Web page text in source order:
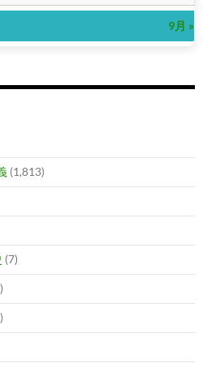
9月 »
(1,813)
(7)